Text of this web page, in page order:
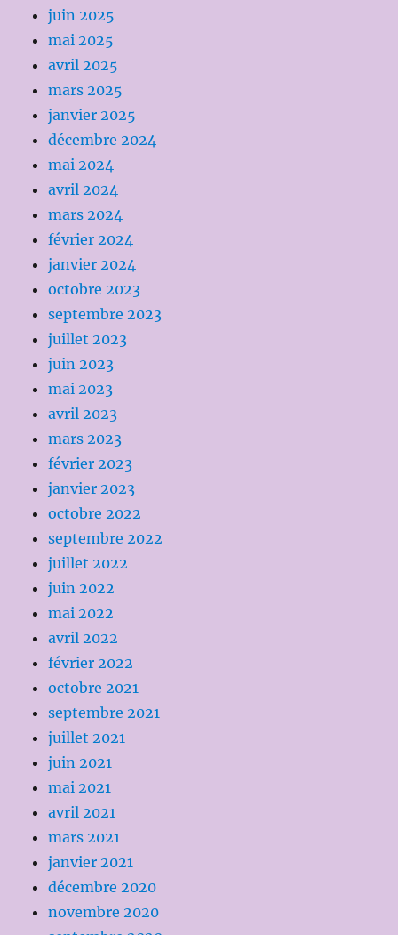
juin 2025
mai 2025
avril 2025
mars 2025
janvier 2025
décembre 2024
mai 2024
avril 2024
mars 2024
février 2024
janvier 2024
octobre 2023
septembre 2023
juillet 2023
juin 2023
mai 2023
avril 2023
mars 2023
février 2023
janvier 2023
octobre 2022
septembre 2022
juillet 2022
juin 2022
mai 2022
avril 2022
février 2022
octobre 2021
septembre 2021
juillet 2021
juin 2021
mai 2021
avril 2021
mars 2021
janvier 2021
décembre 2020
novembre 2020